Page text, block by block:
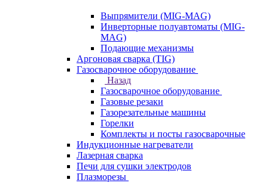
Выпрямители (MIG-MAG)
Инверторные полуавтоматы (MIG-
MAG)
Подающие механизмы
Аргоновая сварка (TIG)
Газосварочное оборудование
Назад
Газосварочное оборудование
Газовые резаки
Газорезательные машины
Горелки
Комплекты и посты газосварочные
Индукционные нагреватели
Лазерная сварка
Печи для сушки электродов
Плазморезы